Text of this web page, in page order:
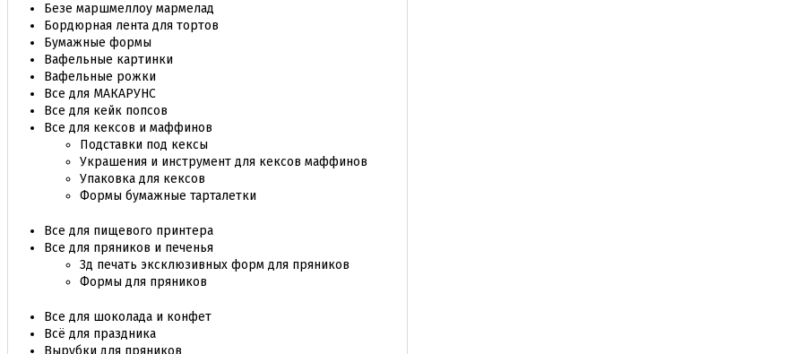
Безе маршмеллоу мармелад
Бордюрная лента для тортов
Бумажные формы
Вафельные картинки
Вафельные рожки
Все для МАКАРУНС
Все для кейк попсов
Все для кексов и маффинов
Подставки под кексы
Украшения и инструмент для кексов маффинов
Упаковка для кексов
Формы бумажные тарталетки
Все для пищевого принтера
Все для пряников и печенья
3д печать эксклюзивных форм для пряников
Формы для пряников
Все для шоколада и конфет
Всё для праздника
Вырубки для пряников